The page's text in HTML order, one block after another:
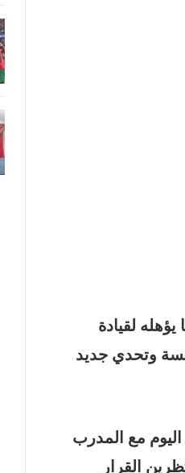
لقيادة
وتحدي جديد
مع المدرب
القرار